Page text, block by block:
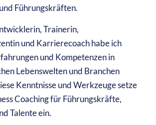
Führungskräften.
Trainerin,
und Karrierecoach habe ich
und Kompetenzen in
Lebenswelten und Branchen
Kenntnisse und Werkzeuge setze
Coaching für Führungskräfte,
Talente ein.